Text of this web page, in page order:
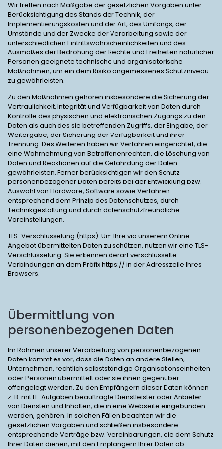
Wir treffen nach Maßgabe der gesetzlichen Vorgaben unter
Berücksichtigung des Stands der Technik, der
Implementierungskosten und der Art, des Umfangs, der
Umstände und der Zwecke der Verarbeitung sowie der
unterschiedlichen Eintrittswahrscheinlichkeiten und des
Ausmaßes der Bedrohung der Rechte und Freiheiten natürlicher
Personen geeignete technische und organisatorische
Maßnahmen, um ein dem Risiko angemessenes Schutzniveau
zu gewährleisten.
Zu den Maßnahmen gehören insbesondere die Sicherung der
Vertraulichkeit, Integrität und Verfügbarkeit von Daten durch
Kontrolle des physischen und elektronischen Zugangs zu den
Daten als auch des sie betreffenden Zugriffs, der Eingabe, der
Weitergabe, der Sicherung der Verfügbarkeit und ihrer
Trennung. Des Weiteren haben wir Verfahren eingerichtet, die
eine Wahrnehmung von Betroffenenrechten, die Löschung von
Daten und Reaktionen auf die Gefährdung der Daten
gewährleisten. Ferner berücksichtigen wir den Schutz
personenbezogener Daten bereits bei der Entwicklung bzw.
Auswahl von Hardware, Software sowie Verfahren
entsprechend dem Prinzip des Datenschutzes, durch
Technikgestaltung und durch datenschutzfreundliche
Voreinstellungen.
TLS-Verschlüsselung (https): Um Ihre via unserem Online-
Angebot übermittelten Daten zu schützen, nutzen wir eine TLS-
Verschlüsselung. Sie erkennen derart verschlüsselte
Verbindungen an dem Präfix https:// in der Adresszeile Ihres
Browsers.
Übermittlung von
personenbezogenen Daten
Im Rahmen unserer Verarbeitung von personenbezogenen
Daten kommt es vor, dass die Daten an andere Stellen,
Unternehmen, rechtlich selbstständige Organisationseinheiten
oder Personen übermittelt oder sie ihnen gegenüber
offengelegt werden. Zu den Empfängern dieser Daten können
z. B. mit IT-Aufgaben beauftragte Dienstleister oder Anbieter
von Diensten und Inhalten, die in eine Webseite eingebunden
werden, gehören. In solchen Fällen beachten wir die
gesetzlichen Vorgaben und schließen insbesondere
entsprechende Verträge bzw. Vereinbarungen, die dem Schutz
Ihrer Daten dienen, mit den Empfängern Ihrer Daten ab.